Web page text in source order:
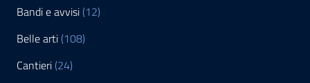
Bandi e avvisi (12)
Belle arti (108)
Cantieri (24)